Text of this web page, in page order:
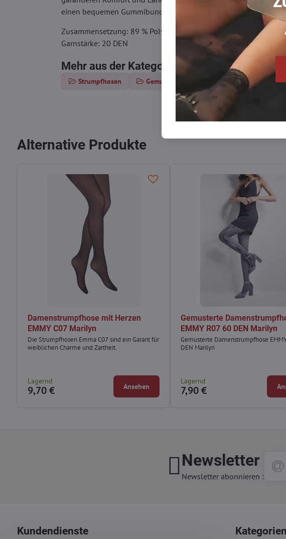
einen bequemen Gummibund und eine unsichtbare
Zusammensetzung: 89 % Polyamid, 10 % Elasthan, 1 %
Garnstärke: 20 DEN
Mehr aus der Kategorie
Strumpfhosen Gemusterte Strumpfhosen
Alternative Produkte
Damenstrumpfhose mit Herzen
EMMY C07 Marilyn
Die Strumpfhosen Emma C07 sind ein Garant für
weiblichen Charme und Zartheit.
Lagernd
9,70 € Ansehen
Gemusterte
EMMY R07 60 DEN Marilyn
Gemusterte Damenstrumpfhose
DEN Marilyn
Lagernd
7,90 €
Newsletter
Newsletter abonnieren :
Kundendienste Kategorien